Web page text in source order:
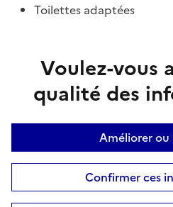
Toilettes adaptées
Voulez-vous
qualité des
Améliorer
Confirmer ces